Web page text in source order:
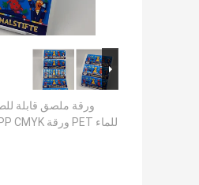
ورقة ملصق قابلة
للماء PET ورقة BOPP CMYK قبلة قص ملصق صفح